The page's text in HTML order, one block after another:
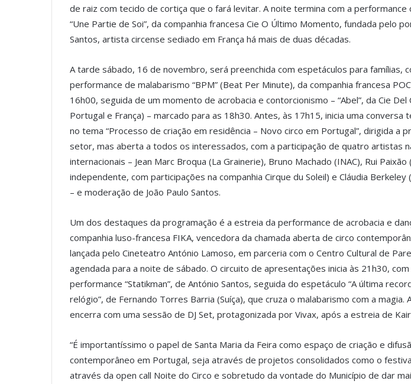
de raiz com tecido de cortiça que o fará levitar. A noite termina com a performance
“Une Partie de Soi”, da companhia francesa Cie O Último Momento, fundada pelo
Santos, artista circense sediado em França há mais de duas décadas.
A tarde sábado, 16 de novembro, será preenchida com espetáculos para famílias,
performance de malabarismo “BPM” (Beat Per Minute), da companhia francesa
16h00, seguida de um momento de acrobacia e contorcionismo – “Abel”, da Cie Del
Portugal e França) – marcado para as 18h30. Antes, às 17h15, inicia uma conversa
no tema “Processo de criação em residência – Novo circo em Portugal”, dirigida a
setor, mas aberta a todos os interessados, com a participação de quatro artistas
internacionais – Jean Marc Broqua (La Grainerie), Bruno Machado (INAC), Rui
independente, com participações na companhia Cirque du Soleil) e Cláudia Berkeley
– e moderação de João Paulo Santos.
Um dos destaques da programação é a estreia da performance de acrobacia e
companhia luso-francesa FIKA, vencedora da chamada aberta de circo
lançada pelo Cineteatro António Lamoso, em parceria com o Centro Cultural de
agendada para a noite de sábado. O circuito de apresentações inicia às 21h30,
performance “Statikman”, de António Santos, seguida do espetáculo “A última
relógio”, de Fernando Torres Barria (Suíça), que cruza o malabarismo com a magia.
encerra com uma sessão de DJ Set, protagonizada por Vivax, após a estreia de
“É importantíssimo o papel de Santa Maria da Feira como espaço de criação e
contemporâneo em Portugal, seja através de projetos consolidados como o
através da open call Noite do Circo e sobretudo da vontade do Município de dar